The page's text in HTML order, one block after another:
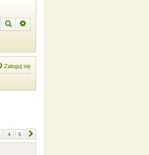
Szukaj
Zaloguj się
4 5